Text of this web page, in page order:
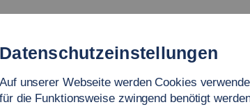
Datenschutzeinstellungen
Auf unserer Webseite werden Cookies
für die Funktionsweise zwingend benötigt